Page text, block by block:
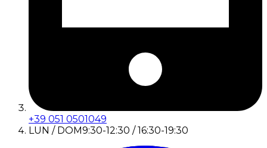
+39 051 0501049
LUN / DOM9:30-12:30 / 16:30-19:30